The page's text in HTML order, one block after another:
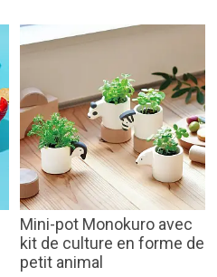
Mini-pot Monokuro avec
kit de culture en forme de
petit animal